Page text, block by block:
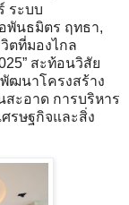
ระบบ
นธมิตร ฤทธา,
ตที่มองไกล
สะท้อนวิสัย
ฒนาโครงสร้าง
ะอาด การบริหาร
รษฐกิจและสิ่ง